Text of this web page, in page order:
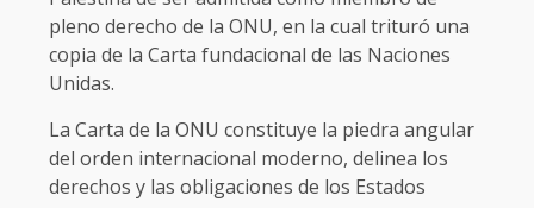
pleno derecho de la ONU, en la cual trituró una
copia de la Carta fundacional de las Naciones
Unidas.
La Carta de la ONU constituye la piedra angular
del orden internacional moderno, delinea los
derechos y las obligaciones de los Estados